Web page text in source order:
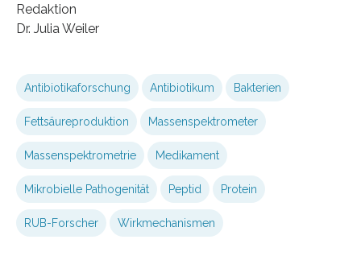
Redaktion
Dr. Julia Weiler
Antibiotikaforschung Antibiotikum Bakterien
Fettsäureproduktion Massenspektrometer
Massenspektrometrie Medikament
Mikrobielle Pathogenität Peptid Protein
RUB-Forscher Wirkmechanismen